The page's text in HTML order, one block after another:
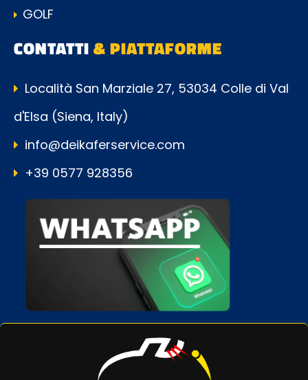
GOLF
CONTATTI& PIATTAFORME
Località San Marziale 27, 53034 Colle di Val
d'Elsa (Siena, Italy)
info@deikaferservice.com
+39 0577 928356